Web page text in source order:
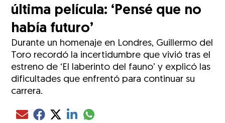
última película: ‘Pensé que no
había futuro’
Durante un homenaje en Londres, Guillermo del
Toro recordó la incertidumbre que vivió tras el
estreno de ‘El laberinto del fauno’ y explicó las
dificultades que enfrentó para continuar su
carrera.
Compartir el artículo actual mediante Email
Compartir el artículo actual mediante Facebook
Compartir el artículo actual mediante Twitter
Compartir el artículo actual mediante LinkedIn
Compartir el artículo actual mediante